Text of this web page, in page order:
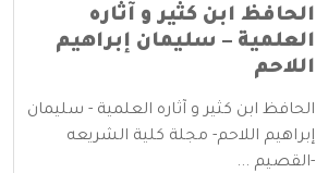
الحافظ ابن كثير و آثاره
العلمية – سليمان إبراهيم
اللاحم
الحافظ ابن كثير و آثاره العلمية - سليمان
إبراهيم اللاحم- مجلة كلية الشريعه
-القصيم ...